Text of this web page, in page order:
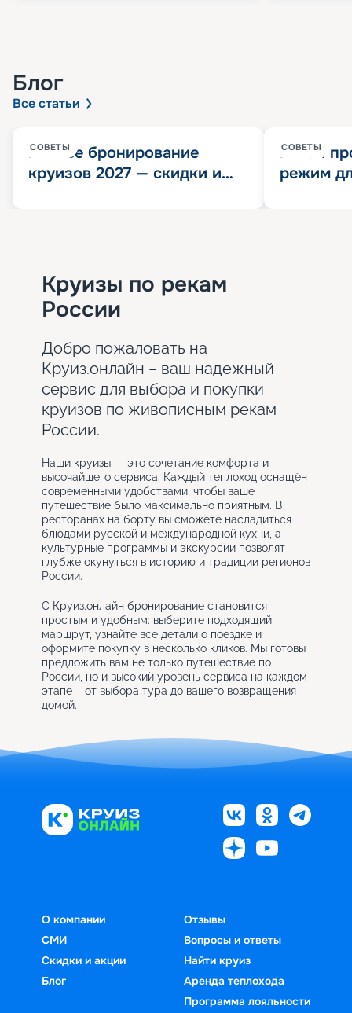
Блог
Все статьи
СОВЕТЫ
Раннее бронирование
круизов 2027 — скидки и
СОВЕТЫ
Китай
режим
Круизы по рекам
России
Добро пожаловать на
Круиз.онлайн – ваш надежный
сервис для выбора и покупки
круизов по живописным рекам
России.
Наши круизы — это сочетание комфорта и
высочайшего сервиса. Каждый теплоход оснащён
современными удобствами, чтобы ваше
путешествие было максимально приятным. В
ресторанах на борту вы сможете насладиться
блюдами русской и международной кухни, а
культурные программы и экскурсии позволят
глубже окунуться в историю и традиции регионов
России.
С Круиз.онлайн бронирование становится
простым и удобным: выберите подходящий
маршрут, узнайте все детали о поездке и
оформите покупку в несколько кликов. Мы готовы
предложить вам не только путешествие по
России, но и высокий уровень сервиса на каждом
этапе – от выбора тура до вашего возвращения
домой.
О компании
СМИ
Скидки и акции
Блог
Отзывы
Вопросы и ответы
Найти круиз
Аренда теплохода
Программа лояльности